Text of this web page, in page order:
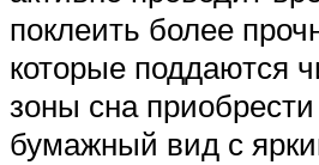
поклеить более
которые поддаются
зоны сна
бумажный вид с